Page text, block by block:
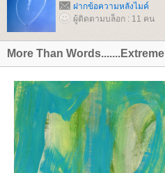
ฝากข้อความหลังไมค์
ผู้ติดตามบล็อก : 11 คน
More Than Words.......Extreme